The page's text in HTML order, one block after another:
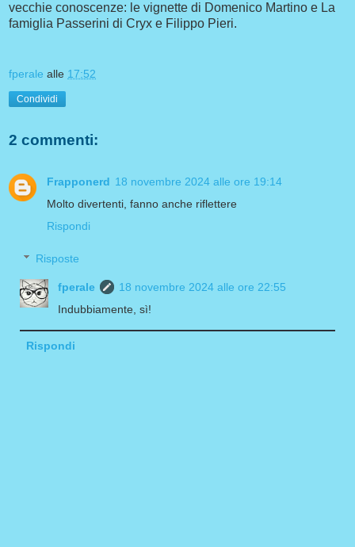
vecchie conoscenze: le vignette di Domenico Martino e La
famiglia Passerini di Cryx e Filippo Pieri.
fperale alle 17:52
Condividi
2 commenti:
Frapponerd 18 novembre 2024 alle ore 19:14
Molto divertenti, fanno anche riflettere
Rispondi
Risposte
fperale
18 novembre 2024 alle ore 22:55
Indubbiamente, sì!
Rispondi